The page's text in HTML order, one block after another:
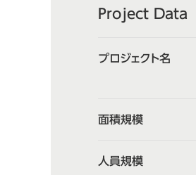
Project Data
プロジェクト名
面積規模
人員規模